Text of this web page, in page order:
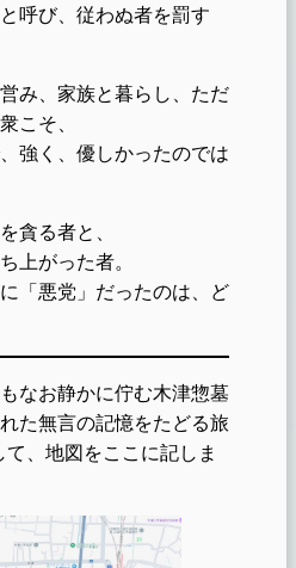
呼び、従わぬ者を罰す
み、家族と暮らし、ただ
こそ、
強く、優しかったのでは
貪る者と、
上がった者。
「悪党」だったのは、ど
なお静かに佇む木津惣墓
た無言の記憶をたどる旅
、地図をここに記しま